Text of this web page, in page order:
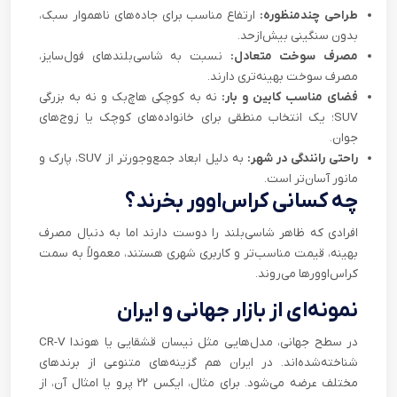
طراحی چندمنظوره: ارتفاع مناسب برای جاده‌های ناهموار سبک،
بدون سنگینی بیش‌ازحد.
مصرف سوخت متعادل: نسبت به شاسی‌بلندهای فول‌سایز،
مصرف سوخت بهینه‌تری دارند.
فضای مناسب کابین و بار: نه به کوچکی هاچ‌بک و نه به بزرگی
SUV؛ یک انتخاب منطقی برای خانواده‌های کوچک یا زوج‌های
جوان.
راحتی رانندگی در شهر:
به دلیل ابعاد جمع‌وجورتر از SUV، پارک و
مانور آسان‌تر است.
چه کسانی کراس‌اوور بخرند؟
افرادی که ظاهر شاسی‌بلند را دوست دارند اما به دنبال مصرف
بهینه، قیمت مناسب‌تر و کاربری شهری هستند، معمولاً به سمت
کراس‌اوورها می‌روند.
نمونه‌ای از بازار جهانی و ایران
در سطح جهانی، مدل‌هایی مثل نیسان قشقایی یا هوندا CR-V
شناخته‌شده‌اند. در ایران هم گزینه‌های متنوعی از برندهای
مختلف عرضه می‌شود. برای مثال، ایکس ۲۲ پرو یا امثال آن، از